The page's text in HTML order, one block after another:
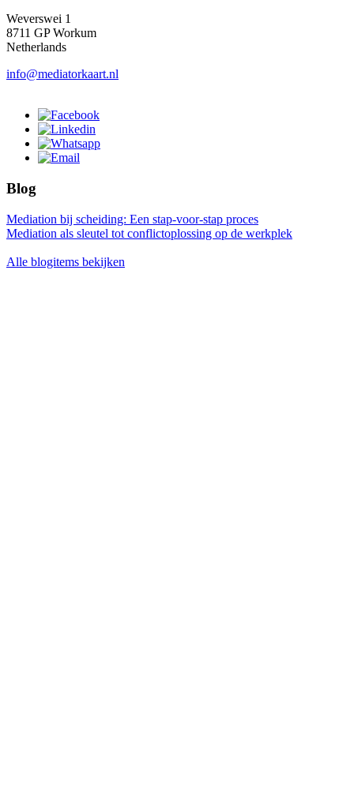
Weverswei 1
8711 GP Workum
Netherlands
info@mediatorkaart.nl
Blog
Mediation bij scheiding: Een stap-voor-stap proces
Mediation als sleutel tot conflictoplossing op de werkplek
Alle blogitems bekijken